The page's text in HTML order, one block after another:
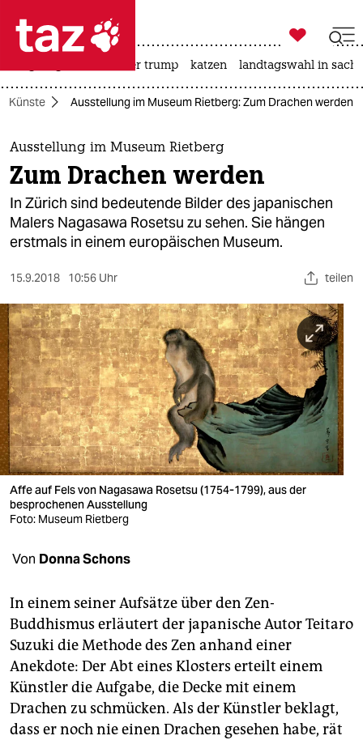
 taz zahl ich
taz zahl ich
themen
politik
öko
sport
berlin
nord
wahrheit
verlag
verlag
shop
fragen & hilfe
unterstützen
abo
genossenschaft
epaper login

taz zahl ich
usa unter trump katzen landtagswahl in
Künste Ausstellung im Museum Rietberg: Zum Drachen werden
Ausstellung im Museum Rietberg
Zum Drachen werden
In Zürich sind bedeutende Bilder des japanischen
Malers Nagasawa Rosetsu zu sehen. Sie hängen
erstmals in einem europäischen Museum.
15.9.2018 10:56 Uhr teilen
Affe auf Fels von Nagasawa Rosetsu (1754-1799), aus der
besprochenen Ausstellung
Foto: Museum Rietberg
Von Donna Schons
In einem seiner Aufsätze über den Zen-
Buddhismus erläutert der japanische Autor Teitaro
Suzuki die Methode des Zen anhand einer
Anekdote: Der Abt eines Klosters erteilt einem
Künstler die Aufgabe, die Decke mit einem
Drachen zu schmücken. Als der Künstler beklagt,
dass er noch nie einen Drachen gesehen habe, rät